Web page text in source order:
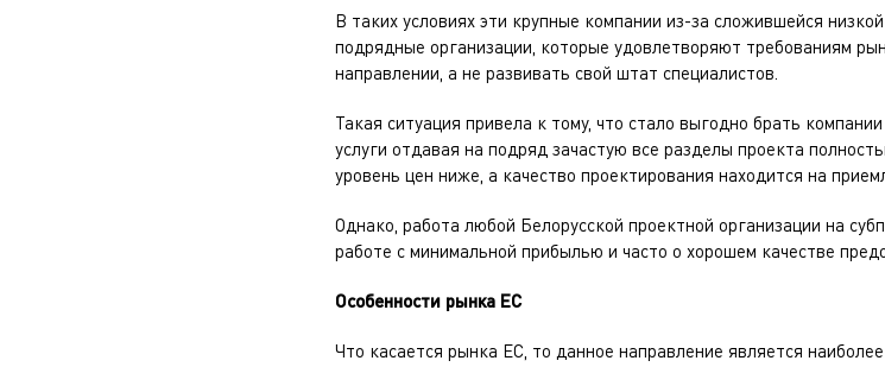
В таких условиях эти крупные компании из-за сложившейся
подрядные организации, которые удовлетворяют требованиям
направлении, а не развивать свой штат специалистов.
Такая ситуация привела к тому, что стало выгодно брать
услуги отдавая на подряд зачастую все разделы проекта
уровень цен ниже, а качество проектирования находится на
Однако, работа любой Белорусской проектной организации на
работе с минимальной прибылью и часто о хорошем качестве
Особенности рынка ЕС
Что касается рынка ЕС, то данное направление является